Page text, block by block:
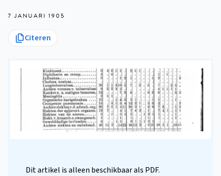
7 JANUARI 1905
Citeren
Dit artikel is alleen beschikbaar als PDF.